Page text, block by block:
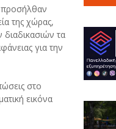
προσήλθαν
της χώρας,
τα
για την
στο
εικόνα